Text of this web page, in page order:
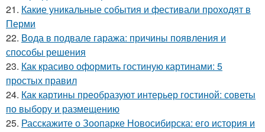
21. Какие уникальные события и фестивали проходят в
Перми
22. Вода в подвале гаража: причины появления и
способы решения
23. Как красиво оформить гостиную картинами: 5
простых правил
24. Как картины преобразуют интерьер гостиной: советы
по выбору и размещению
25. Расскажите о Зоопарке Новосибирска: его история и